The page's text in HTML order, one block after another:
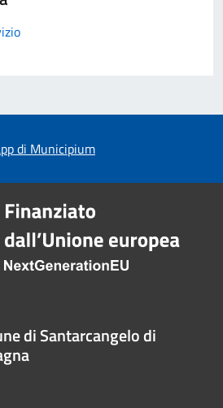
di Municipium
di Santarcangelo di